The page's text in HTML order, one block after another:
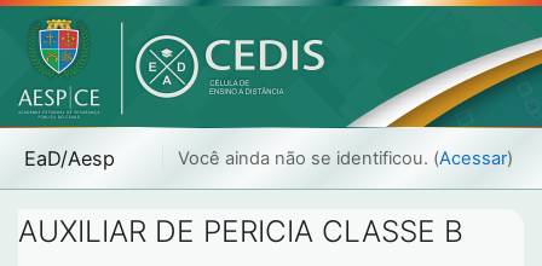
EaD/Aesp Você ainda não se identificou. (Acessar)
AUXILIAR DE PERICIA CLASSE B